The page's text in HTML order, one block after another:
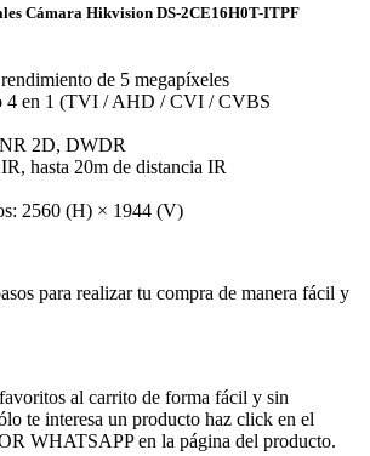
Cámara Hikvision DS-2CE16H0T-ITPF
de 5 megapíxeles
4 en 1 (TVI / AHD / CVI / CVBS
2D, DWDR
hasta 20m de distancia IR
2560 (H) × 1944 (V)
para realizar tu compra de manera fácil y
al carrito de forma fácil y sin
te interesa un producto haz click en el
WHATSAPP en la página del producto.